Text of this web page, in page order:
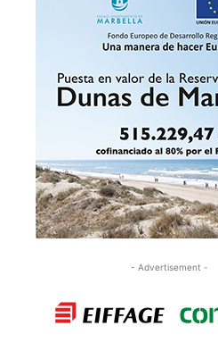
- Advertisement -